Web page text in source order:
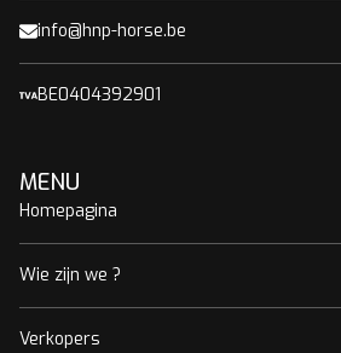
info@hnp-horse.be
BE0404392901
MENU
Homepagina
Wie zijn we ?
Verkopers